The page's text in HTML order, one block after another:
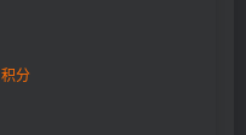
积分